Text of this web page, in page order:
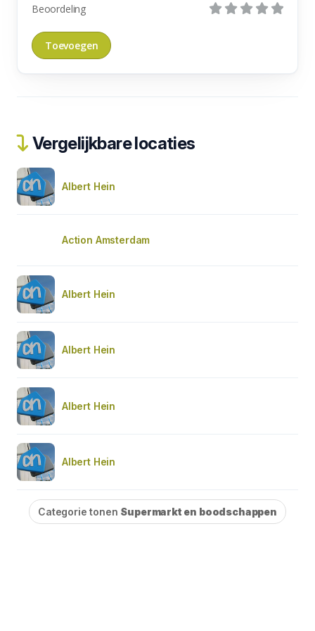
Beoordeling
Vergelijkbare locaties
Albert Hein
Action Amsterdam
Albert Hein
Albert Hein
Albert Hein
Albert Hein
Categorie tonen Supermarkt en boodschappen